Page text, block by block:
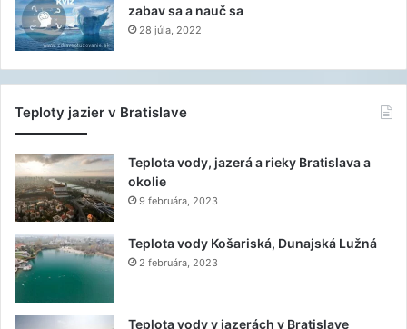
zabav sa a nauč sa
28 júla, 2022
Teploty jazier v Bratislave
Teplota vody, jazerá a rieky Bratislava a
okolie
9 februára, 2023
Teplota vody Košariská, Dunajská Lužná
2 februára, 2023
Teplota vody v jazerách v Bratislave